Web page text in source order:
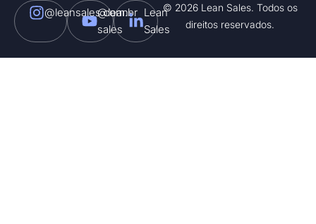
© 2026 Lean Sales. Todos os
direitos reservados.
@leansales.com.br
@lean-
sales
Lean
Sales